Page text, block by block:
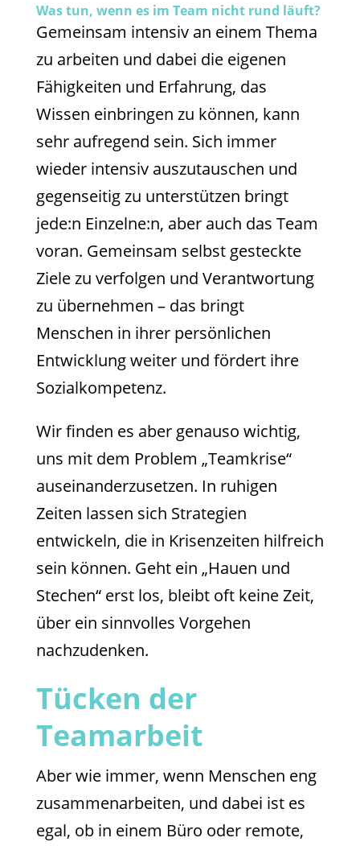
Was tun, wenn es im Team nicht rund läuft?
Gemeinsam intensiv an einem Thema
zu arbeiten und dabei die eigenen
Fähigkeiten und Erfahrung, das
Wissen einbringen zu können, kann
sehr aufregend sein. Sich immer
wieder intensiv auszutauschen und
gegenseitig zu unterstützen bringt
jede:n Einzelne:n, aber auch das Team
voran. Gemeinsam selbst gesteckte
Ziele zu verfolgen und Verantwortung
zu übernehmen – das bringt
Menschen in ihrer persönlichen
Entwicklung weiter und fördert ihre
Sozialkompetenz.
Wir finden es aber genauso wichtig,
uns mit dem Problem „Teamkrise“
auseinanderzusetzen. In ruhigen
Zeiten lassen sich Strategien
entwickeln, die in Krisenzeiten hilfreich
sein können. Geht ein „Hauen und
Stechen“ erst los, bleibt oft keine Zeit,
über ein sinnvolles Vorgehen
nachzudenken.
Tücken der
Teamarbeit
Aber wie immer, wenn Menschen eng
zusammenarbeiten, und dabei ist es
egal, ob in einem Büro oder remote,